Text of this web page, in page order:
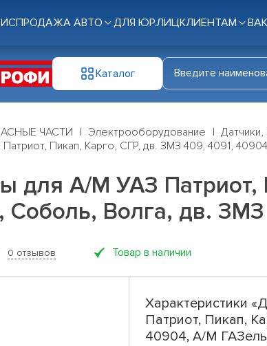
ПРОДАЖА АВТО ДЛЯ ЮР.ЛИЦКЛИЕНТАМ
Каталог
ЧАСТИ Электрооборудование
Пикап, Карго, СГР, дв. ЗМЗ 409, 4091,
для А/М УАЗ Патриот,
Волга, дв.
0 отзывов Товар в наличии
Характеристики
Патриот, Пикап,
40904, А/М